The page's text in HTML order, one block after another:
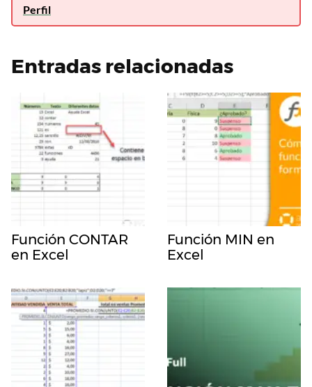
Perfil
Entradas relacionadas
Función CONTAR
en Excel
Función MIN en
Excel